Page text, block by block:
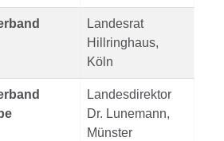
Landesrat
Hillringhaus,
Köln
Landesdirektor
Dr. Lunemann,
Münster